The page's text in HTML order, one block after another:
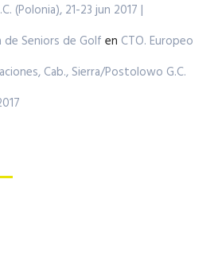
(Polonia), 21-23 jun 2017 |
de Seniors de Golf en CTO. Europeo
Cab., Sierra/Postolowo G.C.